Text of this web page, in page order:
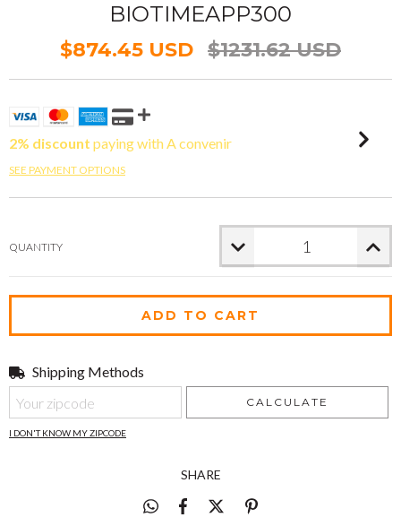
BIOTIMEAPP300
$874.45 USD $1231.62 USD
2% discount paying with A convenir
SEE PAYMENT OPTIONS
QUANTITY
Shipping for zipcode:
Shipping Methods
CALCULATE
I DON'T KNOW MY ZIPCODE
SHARE